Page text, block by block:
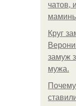
чатов,
Круг
замуж
мужа.
Почему